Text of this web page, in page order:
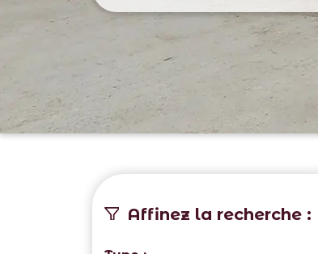
Affinez la recherche :